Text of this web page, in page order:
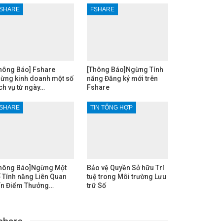
Báo] Fshare
kinh doanh một số
vụ từ ngày…
FSHARE
[Thông Báo]Ngừng Tính
năng Đăng ký mới trên
Fshare
Báo]Ngừng Một
Tính năng Liên Quan
Điểm Thưởng…
TIN TỔNG HỢP
Bảo vệ Quyền Sở hữu Trí
tuệ trong Môi trường Lưu
trữ Số